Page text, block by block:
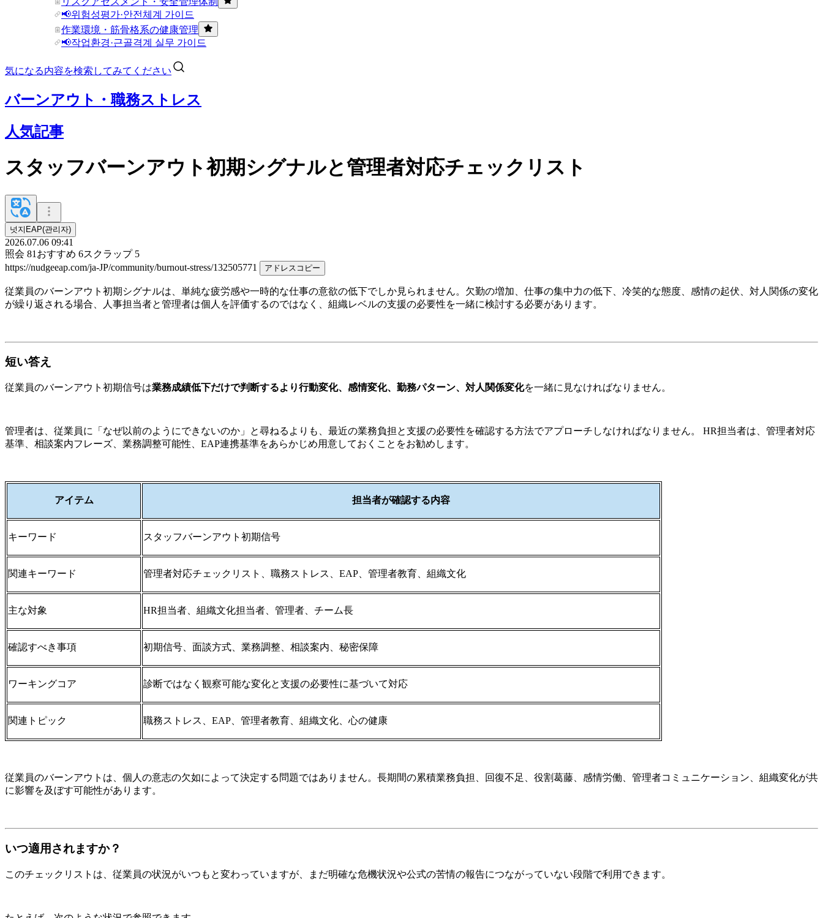
📢위험성평가·안전체계 가이드
作業環境・筋骨格系の健康管理
📢작업환경·근골격계 실무 가이드
気になる内容を検索してみてください
バーンアウト・職務ストレス
人気記事
スタッフバーンアウト初期シグナルと管理者対応チェックリスト
넛지EAP(관리자)
2026.07.06 09:41
照会 81 おすすめ 6スクラップ 5
https://nudgeeap.com/ja-JP/community/burnout-stress/132505771
アドレスコピー
従業員のバーンアウト初期シグナルは、単純な疲労感や一時的な仕事の意欲の低下でしか見られません。欠勤の増加、仕事の集中力の低下、冷笑的な態度、感情の起伏、対人関係の変化
が繰り返される場合、人事担当者と管理者は個人を評価するのではなく、組織レベルの支援の必要性を一緒に検討する必要があります。
短い答え
従業員のバーンアウト初期信号は業務成績低下だけで判断するより行動変化、感情変化、勤務パターン、対人関係変化を一緒に見なければなりません。
管理者は、従業員に「なぜ以前のようにできないのか」と尋ねるよりも、最近の業務負担と支援の必要性を確認する方法でアプローチしなければなりません。 HR担当者は、管理者対応
基準、相談案内フレーズ、業務調整可能性、EAP連携基準をあらかじめ用意しておくことをお勧めします。
アイテム 担当者が確認する内容
キーワード スタッフバーンアウト初期信号
関連キーワード 管理者対応チェックリスト、職務ストレス、EAP、管理者教育、組織文化
主な対象 HR担当者、組織文化担当者、管理者、チーム長
確認すべき事項 初期信号、面談方式、業務調整、相談案内、秘密保障
ワーキングコア 診断ではなく観察可能な変化と支援の必要性に基づいて対応
関連トピック 職務ストレス、EAP、管理者教育、組織文化、心の健康
従業員のバーンアウトは、個人の意志の欠如によって決定する問題ではありません。長期間の累積業務負担、回復不足、役割葛藤、感情労働、管理者コミュニケーション、組織変化が共
に影響を及ぼす可能性があります。
いつ適用されますか？
このチェックリストは、従業員の状況がいつもと変わっていますが、まだ明確な危機状況や公式の苦情の報告につながっていない段階で利用できます。